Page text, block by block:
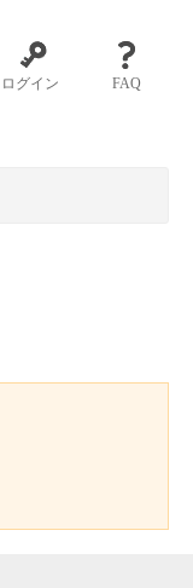
ログイン FAQ